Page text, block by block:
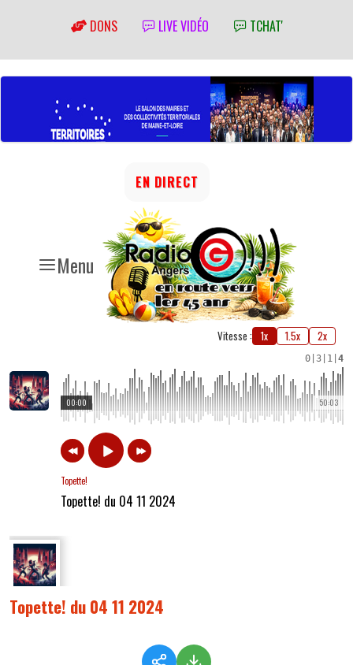
DONS LIVE VIDÉO TCHAT'
Menu
EN DIRECT
Vitesse : 1x 1.5x 2x
0 3 1 4
50:03
00:00
Topette!
Topette! du 04 11 2024
Topette! du 04 11 2024